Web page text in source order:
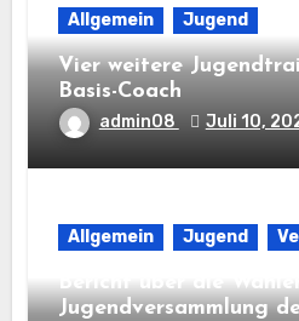
Allgemein Jugend
Vier weitere
Basis-Coach
admin08 Juli 10,
Allgemein Jugend
Bericht über die
Jugendversammlung